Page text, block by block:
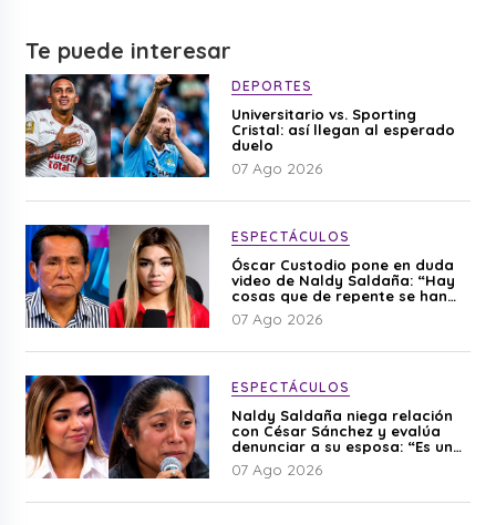
Te puede interesar
DEPORTES
Universitario vs. Sporting
Cristal: así llegan al esperado
duelo
07 Ago 2026
ESPECTÁCULOS
Óscar Custodio pone en duda
video de Naldy Saldaña: “Hay
cosas que de repente se han
editado”
07 Ago 2026
ESPECTÁCULOS
Naldy Saldaña niega relación
con César Sánchez y evalúa
denunciar a su esposa: “Es una
difamación”
07 Ago 2026